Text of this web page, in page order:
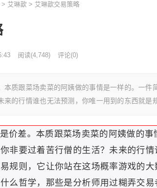
> 艾琳歆 > 艾琳歆交易策略
阅读(4,748) 评论(0)
本质跟菜场卖菜的阿姨做的事情是一样的。一
来的行情谁也无法预测，你唯一用到的东西就是
价差。本质跟菜场卖菜的阿姨做的
非要过着苦行僧的生活？未来的行
规则，它让你站在这场概率游戏的大
么哲学，那些是分析师用过糊弄交